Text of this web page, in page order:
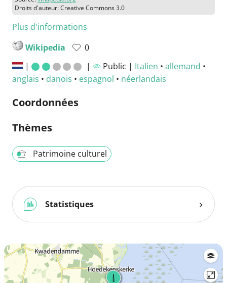
Droits d'auteur: Creative Commons 3.0
Plus d'informations
Wikipedia
0
|
| Public | Italien • allemand •
anglais • danois • espagnol • néerlandais
Coordonnées
Thèmes
Patrimoine culturel
Statistiques